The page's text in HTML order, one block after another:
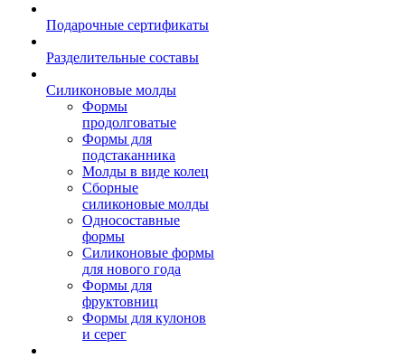
Подарочные сертификаты
Разделительные составы
Силиконовые молды
Формы
продолговатые
Формы для
подстаканника
Молды в виде колец
Сборные
силиконовые молды
Односоставные
формы
Силиконовые формы
для нового года
Формы для
фруктовниц
Формы для кулонов
и серег